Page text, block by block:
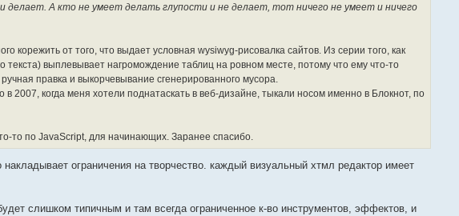
А кто не умеет делать глупости и не делает, тот ничего не умеет и ничего
корежить от того, что выдает условная wysiwyg-рисовалка сайтов. Из серии того, как
текста) выплевывает нагромождение таблиц на ровном месте, потому что ему что-то
правка и выкорчевывание сгенерированного мусора.
2007, когда меня хотели поднатаскать в веб-дизайне, тыкали носом именно в Блокнот, по
то по JavaScript, для начинающих. Заранее спасибо.
ограничения на творчество. каждый визуальный хтмл редактор имеет
слишком типичным и там всегда ограниченное к-во инструментов, эффектов, и